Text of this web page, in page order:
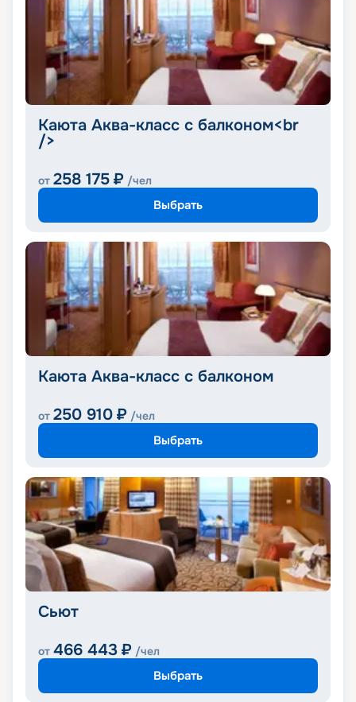
Каюта Аква-класс с балконом<br
/>
от 258 175 ₽ /чел
Выбрать
Каюта Аква-класс с балконом
от 250 910 ₽ /чел
Выбрать
Сьют
от 466 443 ₽ /чел
Выбрать